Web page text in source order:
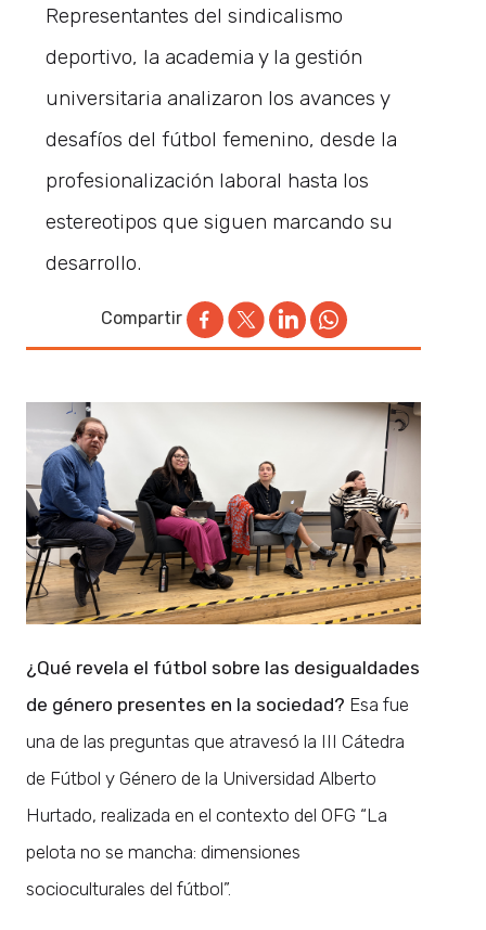
Representantes del sindicalismo
deportivo, la academia y la gestión
universitaria analizaron los avances y
desafíos del fútbol femenino, desde la
profesionalización laboral hasta los
estereotipos que siguen marcando su
desarrollo.
Compartir
¿Qué revela el fútbol sobre las desigualdades
de género presentes en la sociedad? Esa fue
una de las preguntas que atravesó la III Cátedra
de Fútbol y Género de la Universidad Alberto
Hurtado, realizada en el contexto del OFG “La
pelota no se mancha: dimensiones
socioculturales del fútbol”.